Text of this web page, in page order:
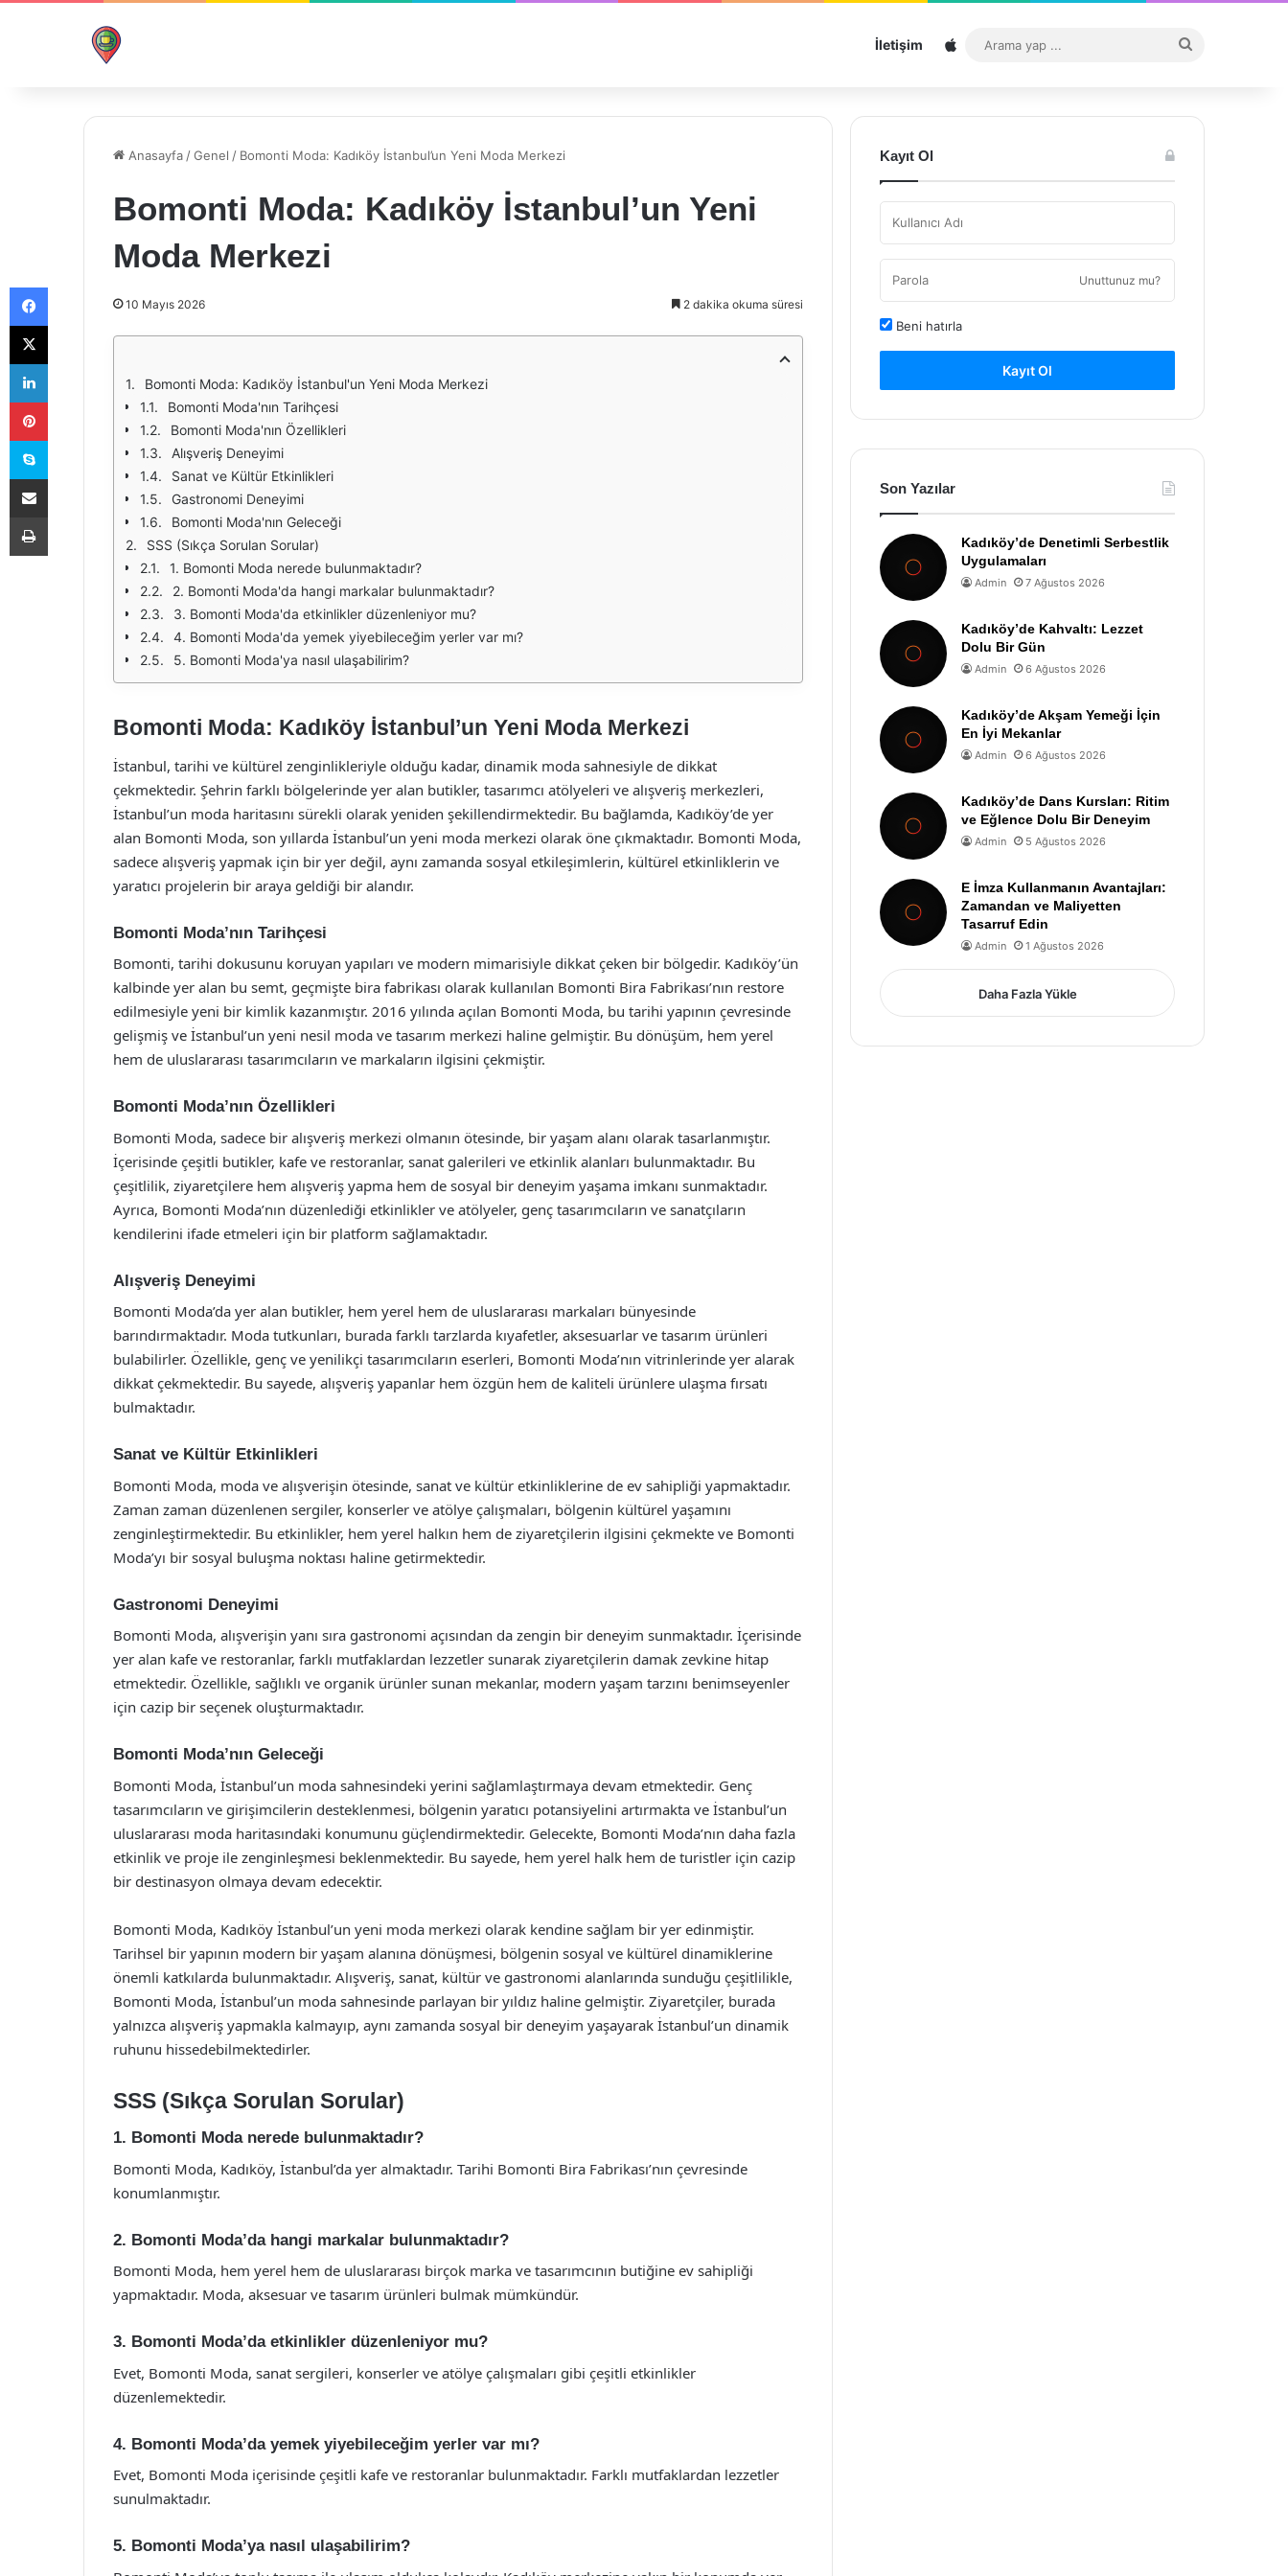
İletişim Sitemap
...
Anasayfa /Genel / Bomonti Moda: Kadıköy İstanbul’un Yeni Moda Merkezi
Bomonti Moda: Kadıköy İstanbul’un Yeni
Moda Merkezi
10 Mayıs 2026 2 dakika okuma süresi
Bomonti Moda: Kadıköy İstanbul'un Yeni Moda Merkezi
Bomonti Moda'nın Tarihçesi
Bomonti Moda'nın Özellikleri
Alışveriş Deneyimi
Sanat ve Kültür Etkinlikleri
Gastronomi Deneyimi
Bomonti Moda'nın Geleceği
SSS (Sıkça Sorulan Sorular)
1. Bomonti Moda nerede bulunmaktadır?
2. Bomonti Moda'da hangi markalar bulunmaktadır?
3. Bomonti Moda'da etkinlikler düzenleniyor mu?
4. Bomonti Moda'da yemek yiyebileceğim yerler var mı?
5. Bomonti Moda'ya nasıl ulaşabilirim?
Bomonti Moda: Kadıköy İstanbul’un Yeni Moda Merkezi
İstanbul, tarihi ve kültürel zenginlikleriyle olduğu kadar, dinamik moda sahnesiyle de dikkat
çekmektedir. Şehrin farklı bölgelerinde yer alan butikler, tasarımcı atölyeleri ve alışveriş merkezleri,
İstanbul’un moda haritasını sürekli olarak yeniden şekillendirmektedir. Bu bağlamda, Kadıköy’de yer
alan Bomonti Moda, son yıllarda İstanbul’un yeni moda merkezi olarak öne çıkmaktadır. Bomonti Moda,
sadece alışveriş yapmak için bir yer değil, aynı zamanda sosyal etkileşimlerin, kültürel etkinliklerin ve
yaratıcı projelerin bir araya geldiği bir alandır.
Bomonti Moda’nın Tarihçesi
Bomonti, tarihi dokusunu koruyan yapıları ve modern mimarisiyle dikkat çeken bir bölgedir. Kadıköy’ün
kalbinde yer alan bu semt, geçmişte bira fabrikası olarak kullanılan Bomonti Bira Fabrikası’nın restore
edilmesiyle yeni bir kimlik kazanmıştır. 2016 yılında açılan Bomonti Moda, bu tarihi yapının çevresinde
gelişmiş ve İstanbul’un yeni nesil moda ve tasarım merkezi haline gelmiştir. Bu dönüşüm, hem yerel
hem de uluslararası tasarımcıların ve markaların ilgisini çekmiştir.
Bomonti Moda’nın Özellikleri
Bomonti Moda, sadece bir alışveriş merkezi olmanın ötesinde, bir yaşam alanı olarak tasarlanmıştır.
İçerisinde çeşitli butikler, kafe ve restoranlar, sanat galerileri ve etkinlik alanları bulunmaktadır. Bu
çeşitlilik, ziyaretçilere hem alışveriş yapma hem de sosyal bir deneyim yaşama imkanı sunmaktadır.
Ayrıca, Bomonti Moda’nın düzenlediği etkinlikler ve atölyeler, genç tasarımcıların ve sanatçıların
kendilerini ifade etmeleri için bir platform sağlamaktadır.
Alışveriş Deneyimi
Bomonti Moda’da yer alan butikler, hem yerel hem de uluslararası markaları bünyesinde
barındırmaktadır. Moda tutkunları, burada farklı tarzlarda kıyafetler, aksesuarlar ve tasarım ürünleri
bulabilirler. Özellikle, genç ve yenilikçi tasarımcıların eserleri, Bomonti Moda’nın vitrinlerinde yer alarak
dikkat çekmektedir. Bu sayede, alışveriş yapanlar hem özgün hem de kaliteli ürünlere ulaşma fırsatı
bulmaktadır.
Sanat ve Kültür Etkinlikleri
Bomonti Moda, moda ve alışverişin ötesinde, sanat ve kültür etkinliklerine de ev sahipliği yapmaktadır.
Zaman zaman düzenlenen sergiler, konserler ve atölye çalışmaları, bölgenin kültürel yaşamını
zenginleştirmektedir. Bu etkinlikler, hem yerel halkın hem de ziyaretçilerin ilgisini çekmekte ve Bomonti
Moda’yı bir sosyal buluşma noktası haline getirmektedir.
Gastronomi Deneyimi
Bomonti Moda, alışverişin yanı sıra gastronomi açısından da zengin bir deneyim sunmaktadır. İçerisinde
yer alan kafe ve restoranlar, farklı mutfaklardan lezzetler sunarak ziyaretçilerin damak zevkine hitap
etmektedir. Özellikle, sağlıklı ve organik ürünler sunan mekanlar, modern yaşam tarzını benimseyenler
için cazip bir seçenek oluşturmaktadır.
Bomonti Moda’nın Geleceği
Bomonti Moda, İstanbul’un moda sahnesindeki yerini sağlamlaştırmaya devam etmektedir. Genç
tasarımcıların ve girişimcilerin desteklenmesi, bölgenin yaratıcı potansiyelini artırmakta ve İstanbul’un
uluslararası moda haritasındaki konumunu güçlendirmektedir. Gelecekte, Bomonti Moda’nın daha fazla
etkinlik ve proje ile zenginleşmesi beklenmektedir. Bu sayede, hem yerel halk hem de turistler için cazip
bir destinasyon olmaya devam edecektir.
Bomonti Moda, Kadıköy İstanbul’un yeni moda merkezi olarak kendine sağlam bir yer edinmiştir.
Tarihsel bir yapının modern bir yaşam alanına dönüşmesi, bölgenin sosyal ve kültürel dinamiklerine
önemli katkılarda bulunmaktadır. Alışveriş, sanat, kültür ve gastronomi alanlarında sunduğu çeşitlilikle,
Bomonti Moda, İstanbul’un moda sahnesinde parlayan bir yıldız haline gelmiştir. Ziyaretçiler, burada
yalnızca alışveriş yapmakla kalmayıp, aynı zamanda sosyal bir deneyim yaşayarak İstanbul’un dinamik
ruhunu hissedebilmektedirler.
SSS (Sıkça Sorulan Sorular)
1. Bomonti Moda nerede bulunmaktadır?
Bomonti Moda, Kadıköy, İstanbul’da yer almaktadır. Tarihi Bomonti Bira Fabrikası’nın çevresinde
konumlanmıştır.
2. Bomonti Moda’da hangi markalar bulunmaktadır?
Bomonti Moda, hem yerel hem de uluslararası birçok marka ve tasarımcının butiğine ev sahipliği
yapmaktadır. Moda, aksesuar ve tasarım ürünleri bulmak mümkündür.
3. Bomonti Moda’da etkinlikler düzenleniyor mu?
Evet, Bomonti Moda, sanat sergileri, konserler ve atölye çalışmaları gibi çeşitli etkinlikler
düzenlemektedir.
4. Bomonti Moda’da yemek yiyebileceğim yerler var mı?
Evet, Bomonti Moda içerisinde çeşitli kafe ve restoranlar bulunmaktadır. Farklı mutfaklardan lezzetler
sunulmaktadır.
5. Bomonti Moda’ya nasıl ulaşabilirim?
Kayıt Ol
Unuttunuz mu?
Beni hatırla
Kayıt Ol
Son Yazılar
Kadıköy’de Denetimli Serbestlik
Uygulamaları
Admin 7 Ağustos 2026
Kadıköy’de Kahvaltı: Lezzet
Dolu Bir Gün
Admin 6 Ağustos 2026
Kadıköy’de Akşam Yemeği İçin
En İyi Mekanlar
Admin 6 Ağustos 2026
Kadıköy’de Dans Kursları: Ritim
ve Eğlence Dolu Bir Deneyim
Admin 5 Ağustos 2026
E İmza Kullanmanın Avantajları:
Zamandan ve Maliyetten
Tasarruf Edin
Admin 1 Ağustos 2026
Daha Fazla Yükle
Facebook
X
LinkedIn
Pinterest
Skype
E-Posta ile paylaş